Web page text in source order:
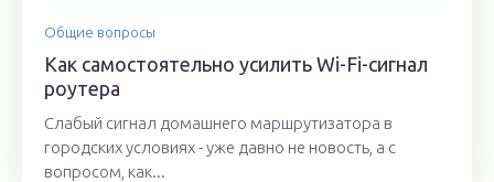
Общие вопросы
Как самостоятельно усилить Wi-Fi-сигнал
роутера
Слабый сигнал домашнего маршрутизатора в
городских условиях - уже давно не новость, а с
вопросом, как...